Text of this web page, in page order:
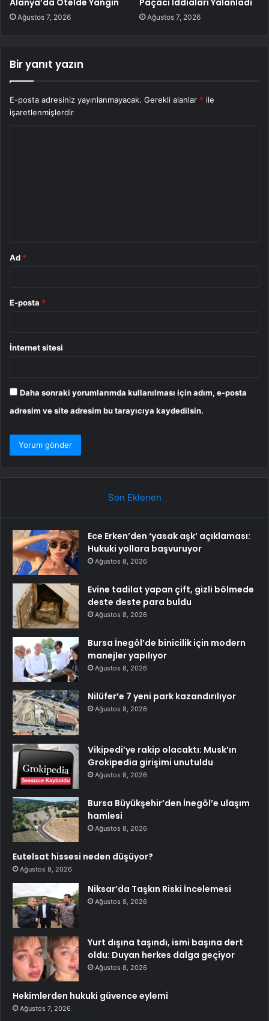
Alanya’da Otelde Yangın
Ağustos 7, 2026
Paçacı İddiaları Yalanladı
Ağustos 7, 2026
Bir yanıt yazın
E-posta adresiniz yayınlanmayacak. Gerekli alanlar * ile
işaretlenmişlerdir
Ad *
E-posta *
İnternet sitesi
Daha sonraki yorumlarımda kullanılması için adım, e-posta
adresim ve site adresim bu tarayıcıya kaydedilsin.
Son Eklenen
Ece Erken’den ‘yasak aşk’ açıklaması:
Hukuki yollara başvuruyor
Ağustos 8, 2026
Evine tadilat yapan çift, gizli bölmede
deste deste para buldu
Ağustos 8, 2026
Bursa İnegöl’de binicilik için modern
manejler yapılıyor
Ağustos 8, 2026
Nilüfer’e 7 yeni park kazandırılıyor
Ağustos 8, 2026
Vikipedi’ye rakip olacaktı: Musk’ın
Grokipedia girişimi unutuldu
Ağustos 8, 2026
Bursa Büyükşehir’den İnegöl’e ulaşım
hamlesi
Ağustos 8, 2026
Eutelsat hissesi neden düşüyor?
Ağustos 8, 2026
Niksar’da Taşkın Riski İncelemesi
Ağustos 8, 2026
Yurt dışına taşındı, ismi başına dert
oldu: Duyan herkes dalga geçiyor
Ağustos 8, 2026
Hekimlerden hukuki güvence eylemi
Ağustos 7, 2026